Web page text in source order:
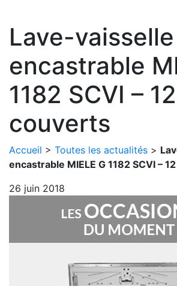
Lave-vaisselle
encastrable
1182 SCVI – 12
couverts
Accueil > Toutes les actualités >
encastrable MIELE G 1182 SCVI –
26 juin 2018